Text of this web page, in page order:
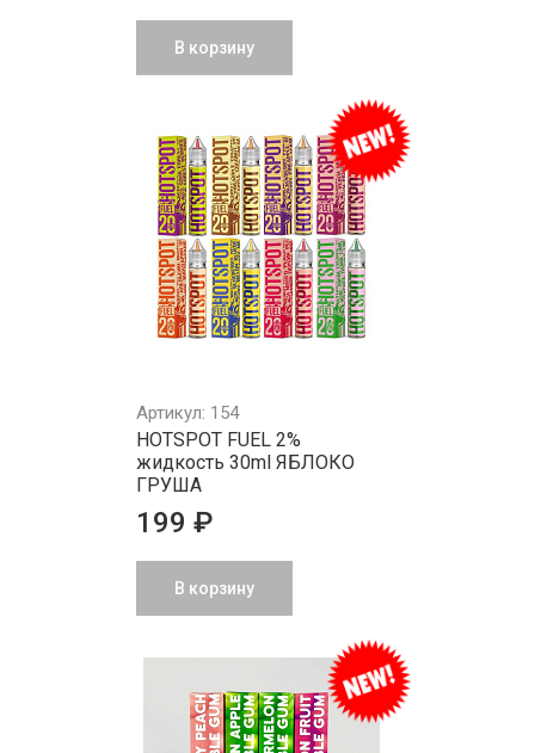
В корзину
Артикул: 154
HOTSPOT FUEL 2%
жидкость 30ml ЯБЛОКО
ГРУША
199 ₽
В корзину